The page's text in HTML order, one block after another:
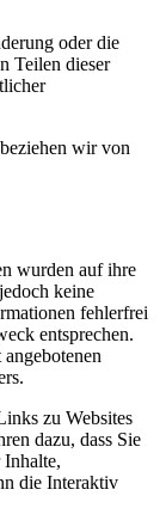
oder die
Teilen dieser
wir von
wurden auf ihre
keine
fehlerfrei
entsprechen.
zu Websites
dazu, dass Sie
die Interaktiv